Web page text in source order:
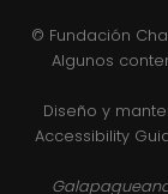
© Fundación
Algunos
Diseño y
Accessibility